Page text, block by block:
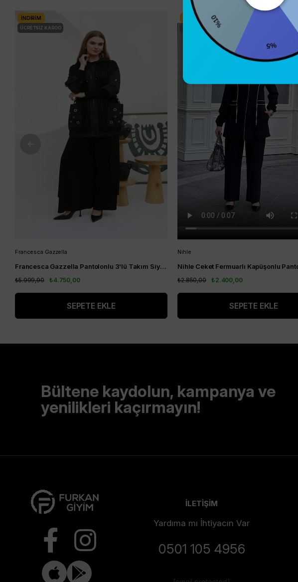
Francesca Gazzella
Francesca Gazzella Pantolonlu 3'lü Takım Siyah
₺4.750,00
₺5.999,90
SEPETE EKLE
İNDIRIM
ÜCRETSIZ KARGO
Nihle
₺2.400,00
₺2.850,00
SEPETE EKLE
İNDIRIM
ÜCRETSIZ KARGO
Bültene kaydolun, kampanya ve
yenilikleri kaçırmayın!
İLETİŞİM
Yardıma mı İhtiyacın Var
0501 105 4956
%10